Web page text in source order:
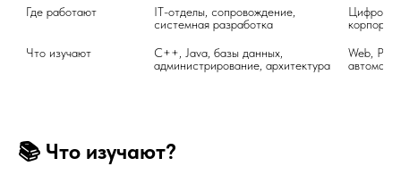
IT-отделы, сопровождение,
C++, Java, базы данных,
Web,
📚 Что изучают?